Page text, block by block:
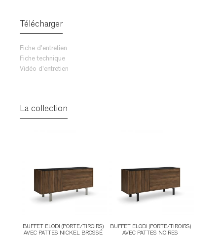
Télécharger
Fiche d'entretien
Fiche technique
Vidéo d'entretien
La collection
BUFFET ELODI (PORTE/TIROIRS)
AVEC PATTES NICKEL BROSSÉ
BUFFET ELODI (PORTE/TIROIRS)
AVEC PATTES NOIRES